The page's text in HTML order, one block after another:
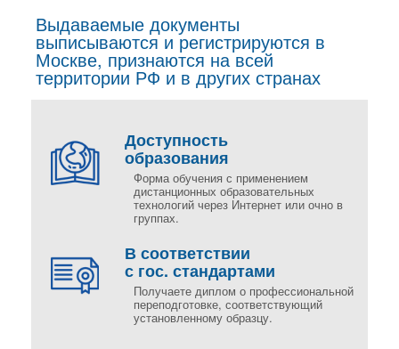
Выдаваемые документы
выписываются и регистрируются в
Москве, признаются на всей
территории РФ и в других странах
Доступность
образования
Форма обучения с применением
дистанционных образовательных
технологий через Интернет или очно в
группах.
В соответствии
с гос. стандартами
Получаете диплом о профессиональной
переподготовке, соответствующий
установленному образцу.